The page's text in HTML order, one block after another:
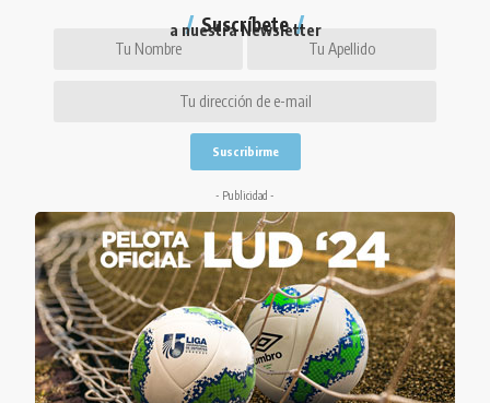
Suscríbete
a nuestra Newsletter
- Publicidad -